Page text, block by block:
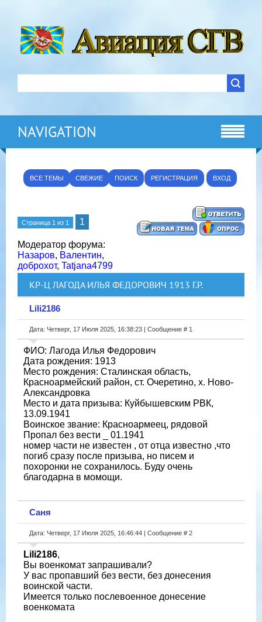
NAVIGATION
ВСЕ ТЕМЫ СВЕЖИЕ ПОИСК РЕГИСТРАЦИЯ ВХОД
Страница 1 из 1 1
Модератор форума:
Назаров, Валентин,
доброхот, Tatjana4799
КР-Ц ЛАГОДА ИЛЬЯ ФЕДОРОВИЧ 1913 Г.Р.
Lili2186
Дата: Четверг, 17 Июля 2025, 16:38:23 | Сообщение # 1
ФИО: Лагода Илья Федорович
Дата рождения: 1913
Место рождения: Сталинская область,
Красноармейский район, ст. Очеретино, х. Ново-
Александровка
Место и дата призыва: Куйбышевским РВК,
13.09.1941
Воинское звание: Красноармеец, рядовой
Пропал без вести _ 01.1941
номер части не известен , от отца известно ,что
погиб сразу после призыва, но писем и
похоронки не сохранилось. Буду очень
благодарна в момощи.
Саня
Дата: Четверг, 17 Июля 2025, 16:46:44 | Сообщение # 2
Lili2186,
Вы военкомат запрашивали?
У вас пропавший без вести, без донесения
воинской части.
Имеется только послевоенное донесение
военкомата